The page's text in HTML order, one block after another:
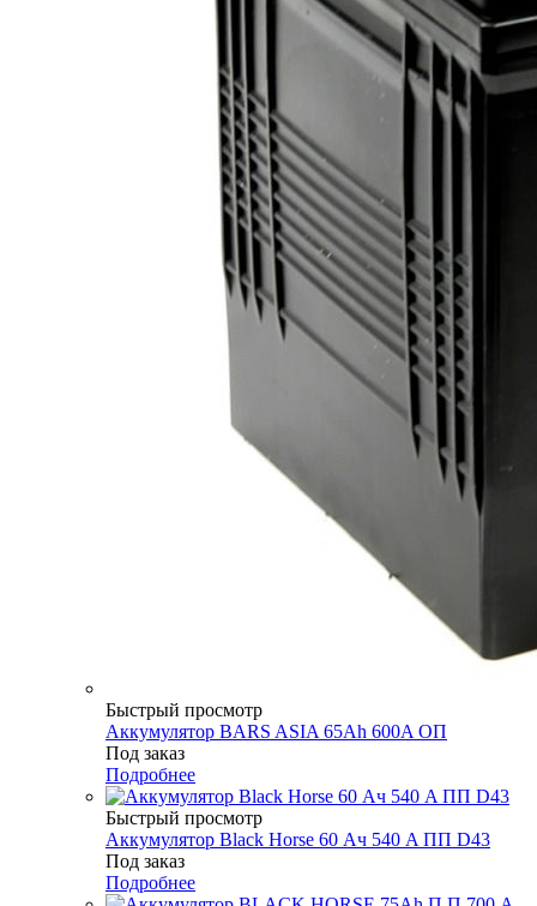
Быстрый просмотр
Аккумулятор BARS ASIA 65Ah 600A ОП
Под заказ
Подробнее
Быстрый просмотр
Аккумулятор Black Horse 60 Ач 540 A ПП D43
Под заказ
Подробнее